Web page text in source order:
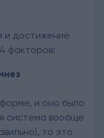
и достижение
факторов:
и оно было
система вообще
то это